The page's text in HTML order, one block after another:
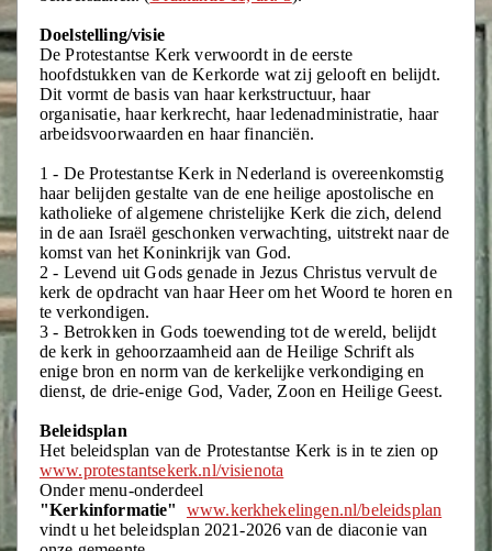
Doelstelling/visie
De Protestantse Kerk verwoordt in de eerste
hoofdstukken van de Kerkorde wat zij gelooft en belijdt.
Dit vormt de basis van haar kerkstructuur, haar
organisatie, haar kerkrecht, haar ledenadministratie, haar
arbeidsvoorwaarden en haar financiën.
1 - De Protestantse Kerk in Nederland is overeenkomstig
haar belijden gestalte van de ene heilige apostolische en
katholieke of algemene christelijke Kerk die zich, delend
in de aan Israël geschonken verwachting, uitstrekt naar de
komst van het Koninkrijk van God.
2 - Levend uit Gods genade in Jezus Christus vervult de
kerk de opdracht van haar Heer om het Woord te horen en
te verkondigen.
3 - Betrokken in Gods toewending tot de wereld, belijdt
de kerk in gehoorzaamheid aan de Heilige Schrift als
enige bron en norm van de kerkelijke verkondiging en
dienst, de drie-enige God, Vader, Zoon en Heilige Geest.
Beleidsplan
Het beleidsplan van de Protestantse Kerk is in te zien op
www.protestantsekerk.nl/visienota
Onder menu-onderdeel
"Kerkinformatie"
www.kerkhekelingen.nl/beleidsplan
vindt u het beleidsplan 2021-2026 van de diaconie van